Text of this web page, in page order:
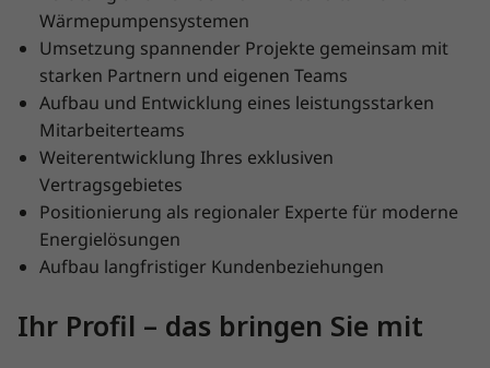
Wärmepumpensystemen
Umsetzung spannender Projekte gemeinsam mit
starken Partnern und eigenen Teams
Aufbau und Entwicklung eines leistungsstarken
Mitarbeiterteams
Weiterentwicklung Ihres exklusiven
Vertragsgebietes
Positionierung als regionaler Experte für moderne
Energielösungen
Aufbau langfristiger Kundenbeziehungen
Ihr Profil – das bringen Sie mit